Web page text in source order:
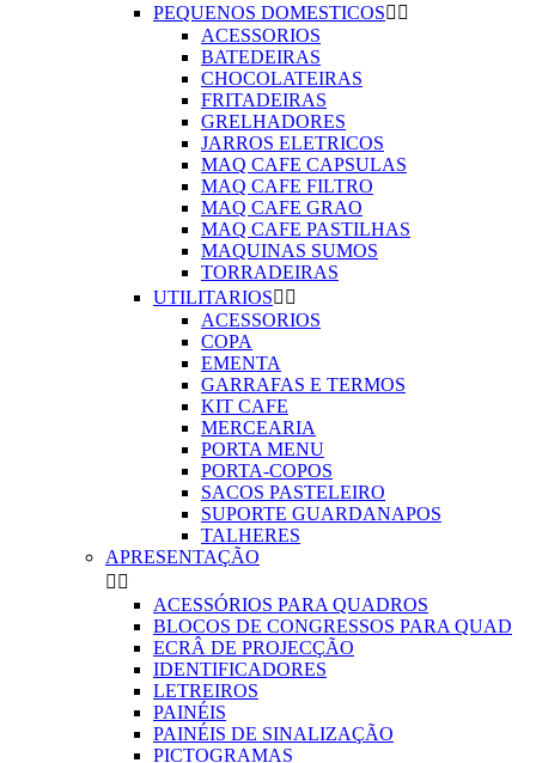
PEQUENOS DOMESTICOS 
ACESSORIOS
BATEDEIRAS
CHOCOLATEIRAS
FRITADEIRAS
GRELHADORES
JARROS ELETRICOS
MAQ CAFE CAPSULAS
MAQ CAFE FILTRO
MAQ CAFE GRAO
MAQ CAFE PASTILHAS
MAQUINAS SUMOS
TORRADEIRAS
UTILITARIOS 
ACESSORIOS
COPA
EMENTA
GARRAFAS E TERMOS
KIT CAFE
MERCEARIA
PORTA MENU
PORTA-COPOS
SACOS PASTELEIRO
SUPORTE GUARDANAPOS
TALHERES
APRESENTAÇÃO
 
ACESSÓRIOS PARA QUADROS
BLOCOS DE CONGRESSOS PARA QUAD
ECRÂ DE PROJECÇÃO
IDENTIFICADORES
LETREIROS
PAINÉIS
PAINÉIS DE SINALIZAÇÃO
PICTOGRAMAS